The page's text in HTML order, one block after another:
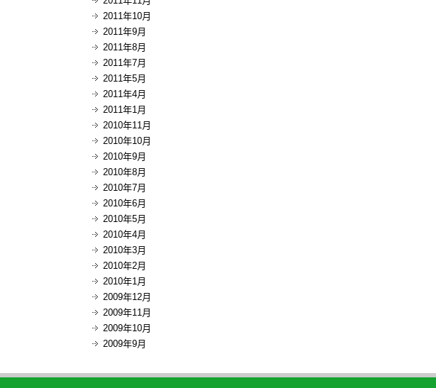
2011年10月
2011年9月
2011年8月
2011年7月
2011年5月
2011年4月
2011年1月
2010年11月
2010年10月
2010年9月
2010年8月
2010年7月
2010年6月
2010年5月
2010年4月
2010年3月
2010年2月
2010年1月
2009年12月
2009年11月
2009年10月
2009年9月